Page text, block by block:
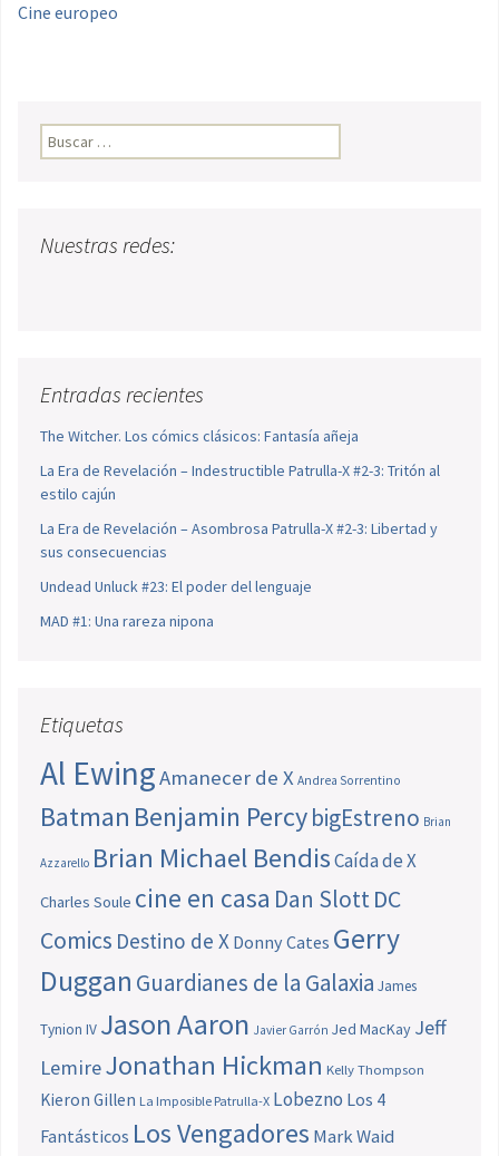
Cine europeo
Buscar:
Nuestras redes:
Entradas recientes
The Witcher. Los cómics clásicos: Fantasía añeja
La Era de Revelación – Indestructible Patrulla-X #2-3: Tritón al
estilo cajún
La Era de Revelación – Asombrosa Patrulla-X #2-3: Libertad y
sus consecuencias
Undead Unluck #23: El poder del lenguaje
MAD #1: Una rareza nipona
Etiquetas
Al EwingAmanecer de X Andrea Sorrentino
Batman Benjamin PercybigEstreno Brian
Azzarello Brian Michael BendisCaída de X
Charles Soule cine en casa Dan SlottDC
Comics Destino de X Donny Cates Gerry
Duggan Guardianes de la Galaxia James
Tynion IV Jason Aaron Javier Garrón Jed MacKay Jeff
LemireJonathan Hickman Kelly Thompson
Kieron Gillen La Imposible Patrulla-X Lobezno Los 4
Fantásticos Los Vengadores Mark Waid